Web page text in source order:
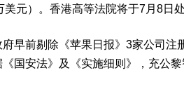
元）。香港高等法院将于7月8日处
前剔除《苹果日报》3家公司注
国安法》及《实施细则》，充公